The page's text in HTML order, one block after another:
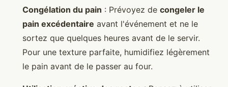
Congélation du pain : Prévoyez de congeler le
pain excédentaire avant l'événement et ne le
sortez que quelques heures avant de le servir.
Pour une texture parfaite, humidifiez légèrement
le pain avant de le passer au four.